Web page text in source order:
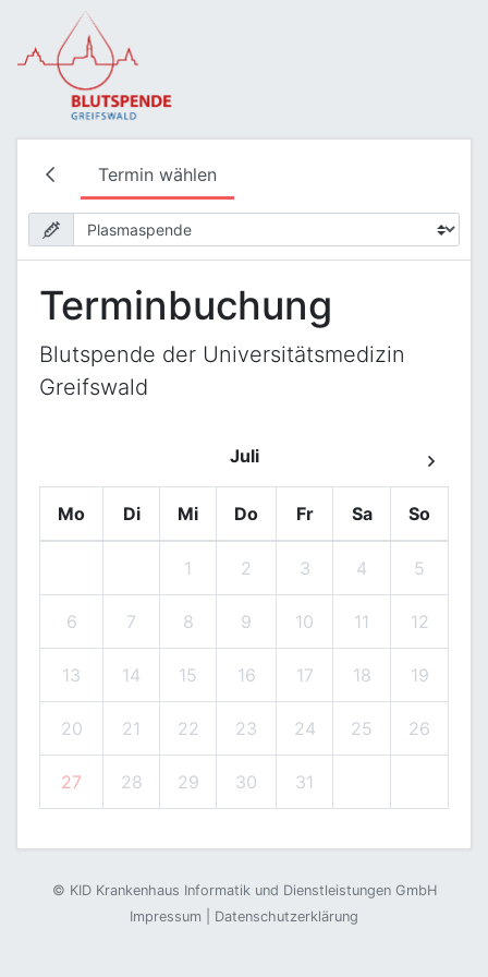
Termin wählen
Terminbuchung
Blutspende der Universitätsmedizin
Greifswald
Juli
Mo Di Mi Do Fr Sa So
1 2 3 4 5
6 7 8 9 10 11 12
13 14 15 16 17 18 19
20 21 22 23 24 25 26
27 28 29 30 31
© KID Krankenhaus Informatik und Dienstleistungen GmbH
Impressum
Datenschutzerklärung